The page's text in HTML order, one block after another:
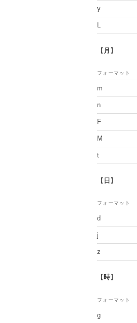
y
L
【 月 】
フォーマット
m
n
F
M
t
【 日 】
フォーマット
d
j
z
【 時】
フォーマット
g